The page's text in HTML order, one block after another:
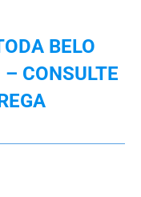
BELO
CONSULTE